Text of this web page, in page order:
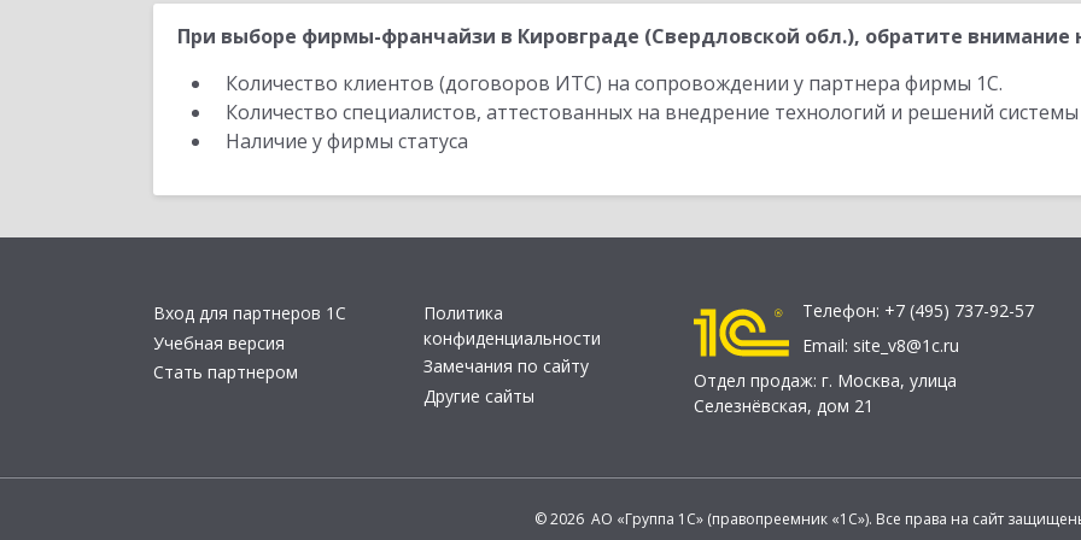
При выборе фирмы-франчайзи в Кировграде (Свердловской обл.), обратите внимание
Количество клиентов (договоров ИТС) на сопровождении у партнера фирмы 1С.
Количество специалистов, аттестованных на внедрение технологий и решений
Наличие у фирмы статуса
Вход для партнеров 1С
Учебная версия
Стать партнером
Политика
конфиденциальности
Замечания по сайту
Другие сайты
Телефон: +7 (495) 737-92-57
Email: site_v8@1c.ru
Отдел продаж: г. Москва, улица
Селезнёвская, дом 21
© 2026 АО «Группа 1С» (правопреемник «1С»). Все права на сайт